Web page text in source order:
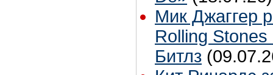
Мик Джаггер
Rolling Stones
Битлз